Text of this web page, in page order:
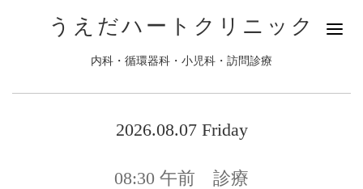
うえだハートクリニック
内科・循環器科・小児科・訪問診療
2026.08.07 Friday
08:30 午前 診療